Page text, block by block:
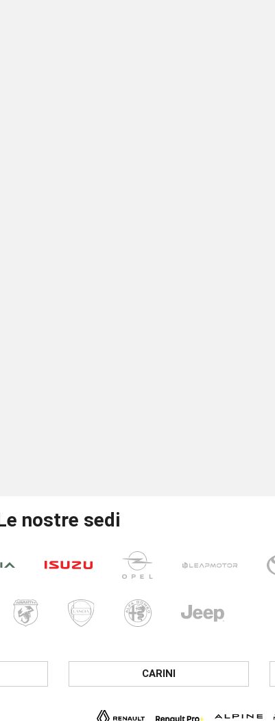
nostre sedi
CARINI